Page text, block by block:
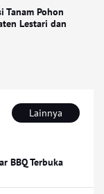
Tanam Pohon
Lestari dan
Lainnya
BBQ Terbuka